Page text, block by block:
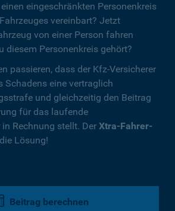
eingeschränkten Personenkreis
vereinbart? Jetzt
von einer Person fahren
diesem Personenkreis gehört?
passieren, dass der Kfz-Versicherer
Schadens eine vertraglich
und gleichzeitig den Beitrag
für das laufende
Rechnung stellt. Der Xtra-Fahrer-
Lösung!
Beitrag berechnen